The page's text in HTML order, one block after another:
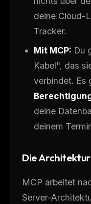
deine Cloud-
Tracker.
Mit MCP: Du
Kabel", das
verbindet. Es
deine
deinem
Die
MCP arbeitet
Server-